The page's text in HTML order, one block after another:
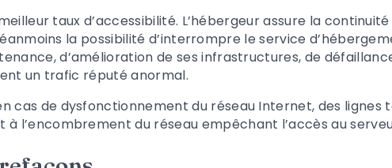
taux d’accessibilité. L’hébergeur assure la
la possibilité d’interrompre le service
d’amélioration de ses infrastructures, de
un trafic réputé anormal.
cas de dysfonctionnement du réseau Internet, des lignes
l’encombrement du réseau empêchant l’accès au